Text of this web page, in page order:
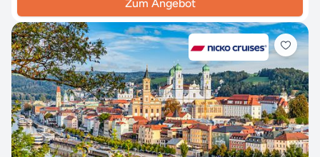
Zum Angebot